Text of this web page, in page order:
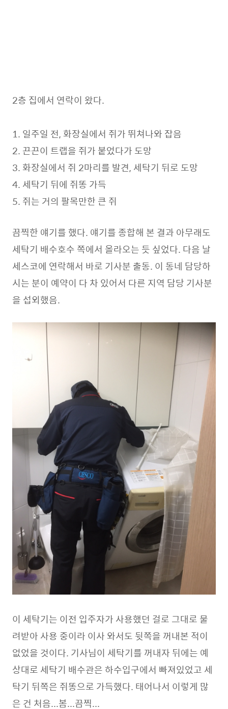
2층 집에서 연락이 왔다.
1. 일주일 전, 화장실에서 쥐가 뛰쳐나와 잡음
2. 끈끈이 트랩을 쥐가 붙었다가 도망
3. 화장실에서 쥐 2마리를 발견, 세탁기 뒤로 도망
4. 세탁기 뒤에 쥐똥 가득
5. 쥐는 거의 팔목만한 큰 쥐
끔찍한 얘기를 했다. 얘기를 종합해 본 결과 아무래도
세탁기 배수호수 쪽에서 올라오는 듯 싶었다. 다음 날
세스코에 연락해서 바로 기사분 출동. 이 동네 담당하
시는 분이 예약이 다 차 있어서 다른 지역 담당 기사분
을 섭외했음.
이 세탁기는 이전 입주자가 사용했던 걸로 그대로 물
려받아 사용 중이라 이사 와서도 뒷쪽을 꺼내본 적이
없었을 것이다. 기사님이 세탁기를 꺼내자 뒤에는 예
상대로 세탁기 배수관은 하수입구에서 빠져있었고 세
탁기 뒤쪽은 쥐똥으로 가득했다. 태어나서 이렇게 많
은 건 처음...봄...끔찍...